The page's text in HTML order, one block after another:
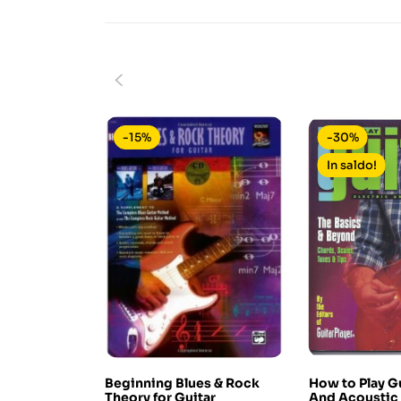
Beginning Blues & Rock
Theory for Guitar
-15%
How to Play
And Acoustic
-30%
In saldo!